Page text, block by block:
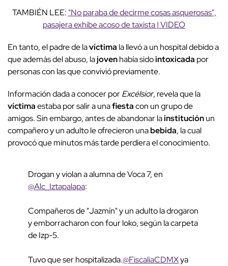
TAMBIÉN LEE: "No paraba de decirme cosas asquerosas",
pasajera exhibe acoso de taxista | VIDEO
En tanto, el padre de lavíctima la llevó a un hospital debido a
que además del abuso, lajovenhabía sidointoxicada por
personas con las que convivió previamente.
Información dada a conocer porExcélsior, revela que la
víctimaestaba por salir a unafiestacon un grupo de
amigos.Sin embargo, antes de abandonar lainstituciónun
compañero y un adulto le ofrecieron unabebida, la cual
provocó que minutos más tarde perdiera el conocimiento.
Drogan y violan a alumna de Voca 7, en
@Alc_Iztapalapa:
Compañeros de "Jazmín" y un adulto la drogaron
y emborracharon con four loko, según la carpeta
de Izp-5.
Tuvo que ser hospitalizada.@FiscaliaCDMXya